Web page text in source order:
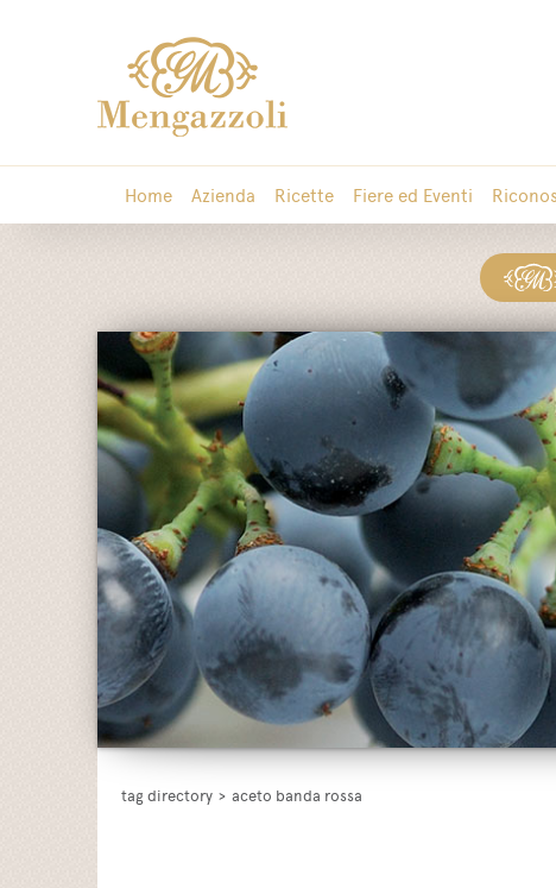
Home Azienda Ricette Fiere ed Eventi
tag directory > aceto banda rossa